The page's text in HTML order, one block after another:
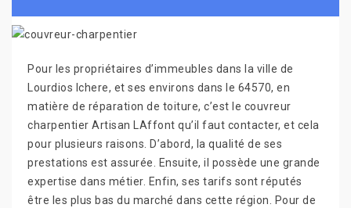
Pour les propriétaires d’immeubles dans la ville de
Lourdios Ichere, et ses environs dans le 64570, en
matière de réparation de toiture, c’est le couvreur
charpentier Artisan LAffont qu’il faut contacter, et cela
pour plusieurs raisons. D’abord, la qualité de ses
prestations est assurée. Ensuite, il possède une grande
expertise dans métier. Enfin, ses tarifs sont réputés
être les plus bas du marché dans cette région. Pour de